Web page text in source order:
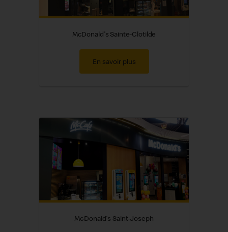
McDonald's Sainte-Clotilde
En savoir plus
McDonald's Saint-Joseph